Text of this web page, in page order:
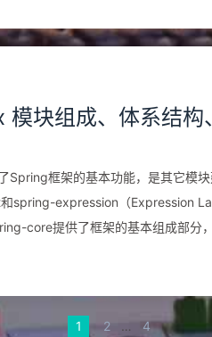
块组成、体系结构
Spring框架的基本功能，是其它模
expression（Expression
例化Bean，只有当Bean被使用的
1 2 … 4